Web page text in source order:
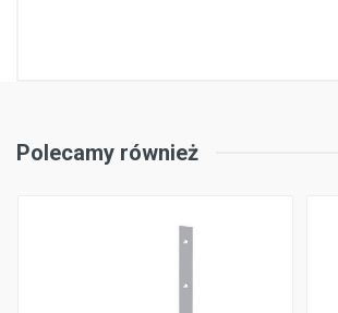
Polecamy również